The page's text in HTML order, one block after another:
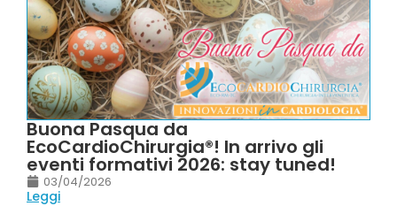
Buona Pasqua da
EcoCardioChirurgia®! In arrivo gli
eventi formativi 2026: stay tuned!
03/04/2026
Leggi